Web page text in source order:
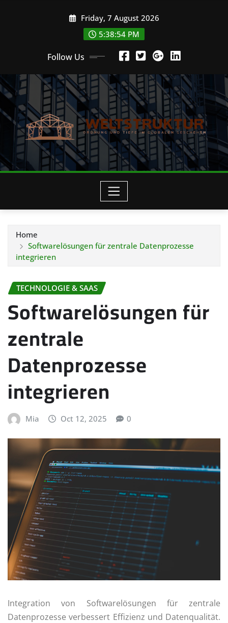
Friday, 7 August 2026
5:38:56 PM
Follow Us
Home
Softwarelösungen für zentrale Datenprozesse
integrieren
TECHNOLOGIE & SAAS
Softwarelösungen für
zentrale
Datenprozesse
integrieren
Mia Oct 12, 2025 0
Integration von Softwarelösungen für zentrale
Datenprozesse verbessert Effizienz und Datenqualität.